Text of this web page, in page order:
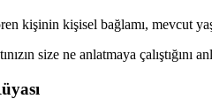
kişinin kişisel bağlamı, mevcut
size ne anlatmaya